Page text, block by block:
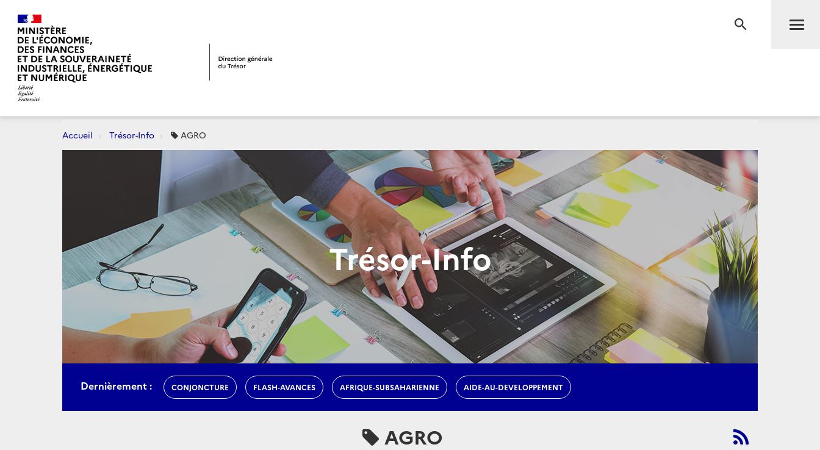
RECHERCHE
Accueil Trésor-Info AGRO
Trésor-Info
Dernièrement : CONJONCTURE FLASH-AVANCES AFRIQUE-SUBSAHARIENNE AIDE-AU-DEVELOPPEMENT
AGRO